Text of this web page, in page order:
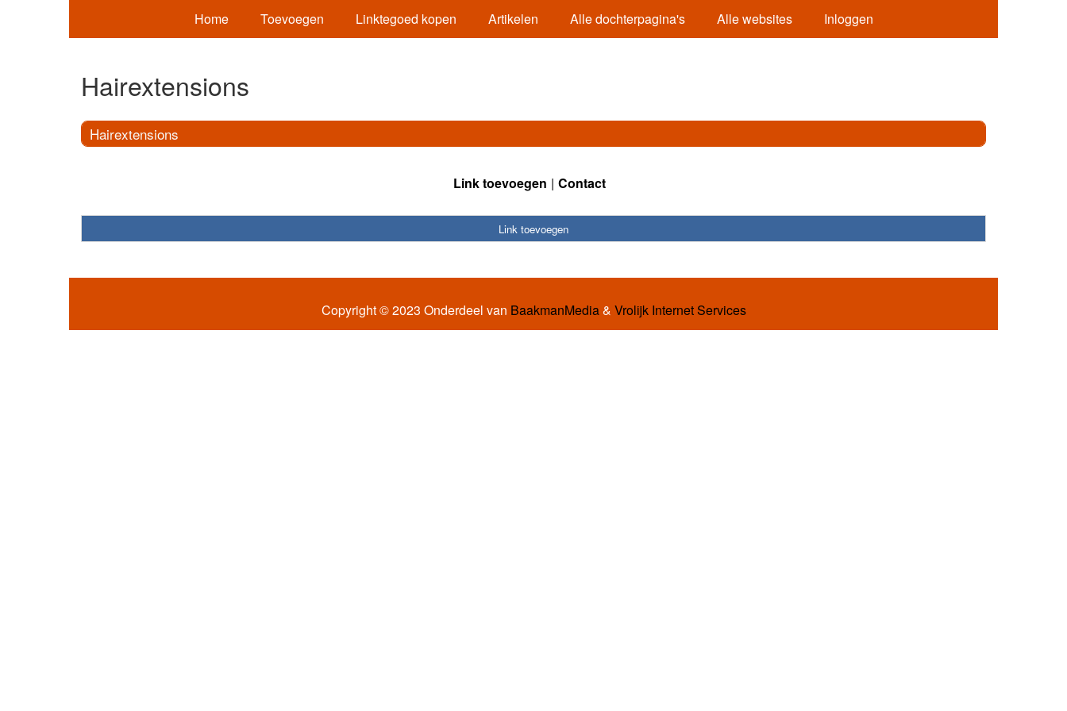
Home Toevoegen Linktegoed kopen Artikelen Alle dochterpagina's Alle websites Inloggen
Hairextensions
Hairextensions
Link toevoegen Contact
Link toevoegen
Copyright © 2023 Onderdeel van BaakmanMedia& Vrolijk Internet Services